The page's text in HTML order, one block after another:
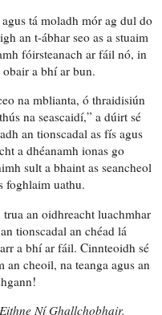
tá moladh mór ag dul do
an t-ábhar seo as a stuaim
fóirsteanach ar fáil nó, in
obair a bhí ar bun.
na mblianta, ó thraidisiún
na seascaidí,” a dúirt sé
an tionscadal as fís agus
a dhéanamh ionas go
sult a bhaint as seancheol
foghlaim uathu.
an oidhreacht luachmhar
tionscadal an chéad lá
a bhí ar fáil. Cinnteoidh sé
an cheoil, na teanga agus an
Ní Ghallchobhair.